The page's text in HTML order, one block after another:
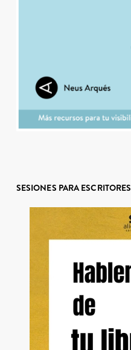
SESIONES PARA ESCRITORES